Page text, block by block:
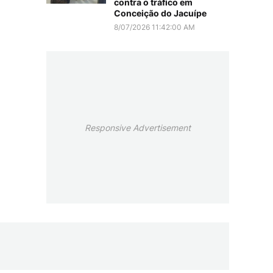
contra o tráfico em
Conceição do Jacuípe
8/07/2026 11:42:00 AM
Responsive Advertisement